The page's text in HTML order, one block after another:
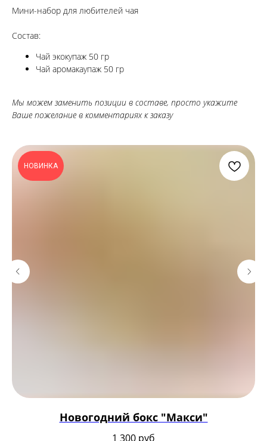
Мини-набор для любителей чая
Состав:
Чай экокупаж 50 гр
Чай аромакаупаж 50 гр
Мы можем заменить позиции в составе, просто укажите
Ваше пожелание в комментариях к заказу
НОВИНКА
Новогодний бокс "Макси"
1 300 руб